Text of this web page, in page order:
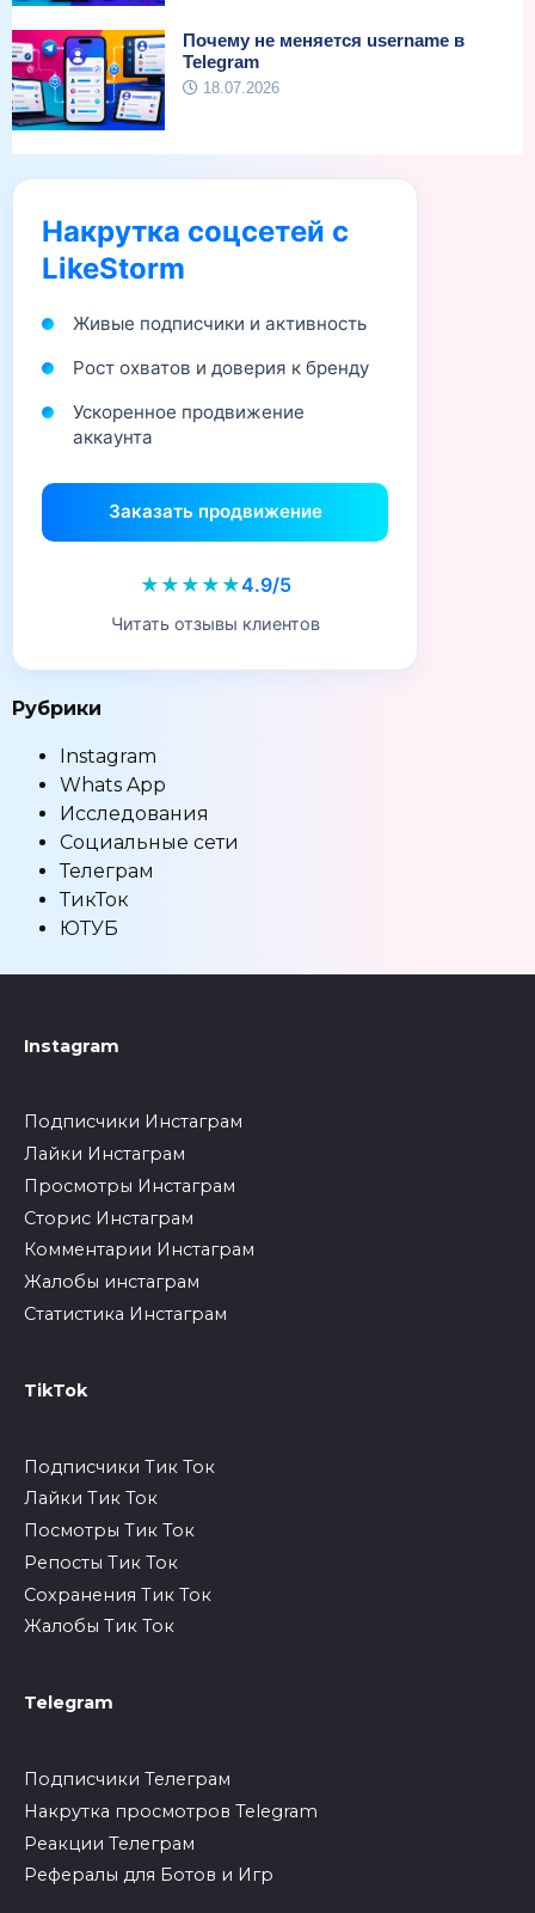
Почему не меняется username в
Telegram
18.07.2026
Накрутка соцсетей с
LikeStorm
Живые подписчики и активность
Рост охватов и доверия к бренду
Ускоренное продвижение
аккаунта
Заказать продвижение
★★★★★4.9/5
Читать отзывы клиентов
Рубрики
Instagram
Whats App
Исследования
Социальные сети
Телеграм
ТикТок
ЮТУБ
Instagram
Подписчики Инстаграм
Лайки Инстаграм
Просмотры Инстаграм
Сторис Инстаграм
Комментарии Инстаграм
Жалобы инстаграм
Статистика Инстаграм
TikTok
Подписчики Тик Ток
Лайки Тик Ток
Посмотры Тик Ток
Репосты Тик Ток
Сохранения Тик Ток
Жалобы Тик Ток
Telegram
Подписчики Телеграм
Накрутка просмотров Telegram
Реакции Телеграм
Рефералы для Ботов и Игр